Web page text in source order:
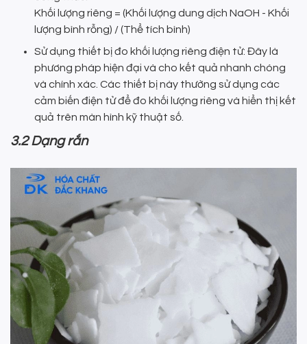
Khối lượng riêng = (Khối lượng dung dịch NaOH - Khối
lượng bình rỗng) / (Thể tích bình)
Sử dụng thiết bị đo khối lượng riêng điện tử: Đây là
phương pháp hiện đại và cho kết quả nhanh chóng
và chính xác. Các thiết bị này thường sử dụng các
cảm biến điện tử để đo khối lượng riêng và hiển thị kết
quả trên màn hình kỹ thuật số.
3.2 Dạng rắn